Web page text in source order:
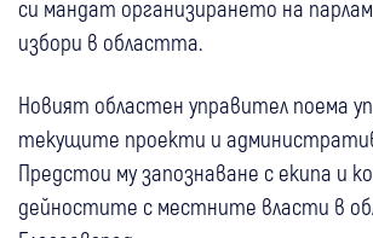
си мандат организирането на
избори в областта.
Новият областен управител поема
текущите проекти и
Предстои му запознаване с екипа и
дейностите с местните власти в